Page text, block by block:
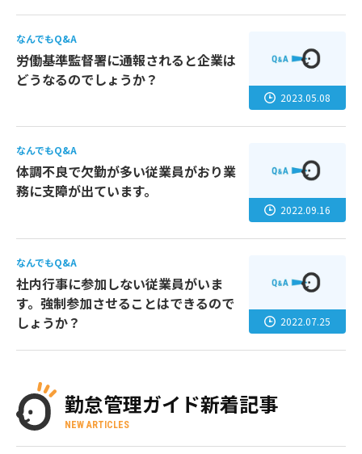
なんでもQ&A
労働基準監督署に通報されると企業は
どうなるのでしょうか？
2023.05.08
なんでもQ&A
体調不良で欠勤が多い従業員がおり業
務に支障が出ています。
2022.09.16
なんでもQ&A
社内行事に参加しない従業員がいま
す。強制参加させることはできるので
しょうか？
2022.07.25
勤怠管理ガイド新着記事
NEW ARTICLES